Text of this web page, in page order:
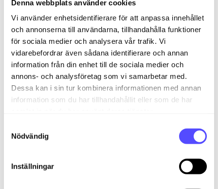
Denna webbplats använder cookies
Vi använder enhetsidentifierare för att anpassa innehållet
och annonserna till användarna, tillhandahålla funktioner
för sociala medier och analysera vår trafik. Vi
vidarebefordrar även sådana identifierare och annan
information från din enhet till de sociala medier och
annons- och analysföretag som vi samarbetar med.
Dessa kan i sin tur kombinera informationen med annan
information som du har tillhandahållit eller som de har
Nödvändig
Inställningar
det som verkligen har fakturerats till kunden. Vi
rekommenderar att använda fastpris på detta sätt
om du vill använda budget och
lönsamhetsrapporter regelbundet för att få en
korrekt total översikt och rapportering.
Metod 2: Inkludera och redigera alla
orderrader
arbetats på olika arbetsytor, så är det möjligt att
redigera timpriset för dessa.
Börja med att välja de timmar som du vill inkludera
i ordern och klicka sedan på "Uppdatera